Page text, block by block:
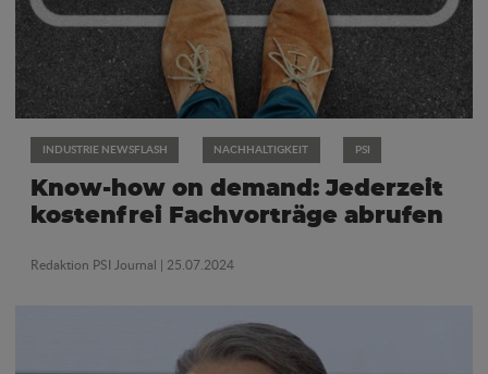
INDUSTRIE NEWSFLASH NACHHALTIGKEIT PSI
Know-how on demand: Jederzeit
kostenfrei Fachvorträge abrufen
Redaktion PSI Journal | 25.07.2024